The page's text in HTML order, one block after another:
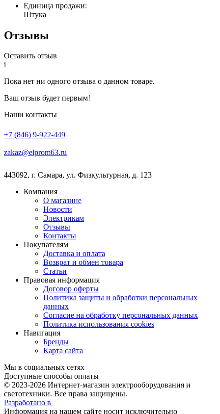
Единица продажи:
Штука
Отзывы
Оставить отзыв
i
Пока нет ни одного отзыва о данном товаре.
Ваш отзыв будет первым!
Наши контакты
+7 (846) 9-922-449
zakaz@elprom63.ru
443092, г. Самара, ул. Физкультурная, д. 123
Компания
О магазине
Новости
Электрикам
Отзывы
Контакты
Покупателям
Доставка и оплата
Возврат и обмен товара
Статьи
Правовая информация
Договор оферты
Политика защиты и обработки персональных
данных
Согласие на обработку персональных данных
Политика использования cookies
Навигация
Бренды
Карта сайта
Мы в социальных сетях
Доступные способы оплаты
© 2023-2026 Интернет-магазин электрооборудования и
светотехники. Все права защищены.
Разработано в
Информация на нашем сайте носит исключительно